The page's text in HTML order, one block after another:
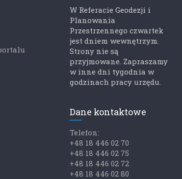
W Referacie Geodezji i
Planowania
Przestrzennego czwartek
jest dniem wewnętrzym.
Strony nie są
przyjmowane. Zapraszamy
w inne dni tygodnia w
godzinach pracy urzędu.
Dane kontaktowe
Telefon:
+48 18 446 02 70
+48 18 446 02 75
+48 18 446 02 72
+48 18 446 02 80